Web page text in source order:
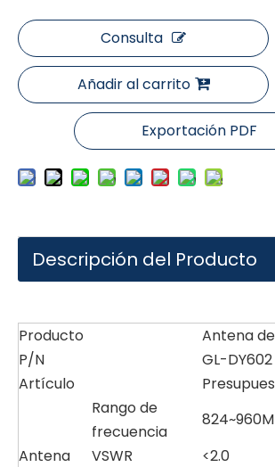
Consulta
Añadir al carrito
Exportación PDF
Descripción del Producto
Producto
Antena
P/N
GL-DY602
Artículo
Antena
Rango de
frecuencia
VSWR
<2.0